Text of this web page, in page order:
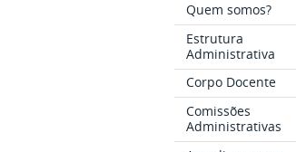
Quem somos?
Estrutura
Administrativa
Corpo Docente
Comissões
Administrativas